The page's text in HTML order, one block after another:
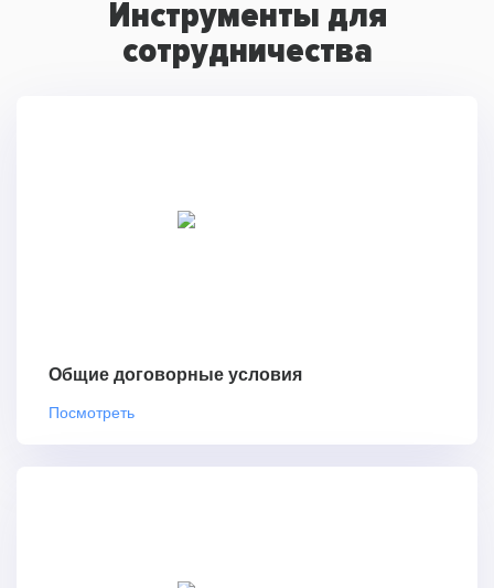
Инструменты для
сотрудничества
Общие договорные условия
Посмотреть